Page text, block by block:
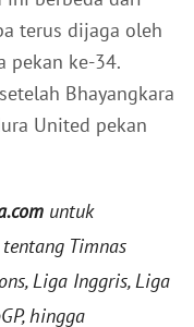
terus dijaga oleh
pekan ke-34.
Bhayangkara
United pekan
untuk
Timnas
Liga Inggris, Liga
hingga